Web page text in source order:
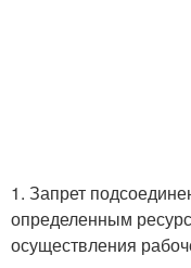
1. Запрет
определенным
осуществления